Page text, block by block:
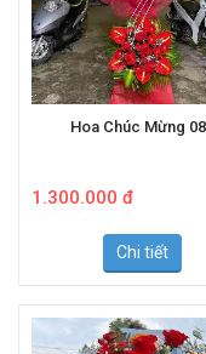
Hoa Chúc Mừng 088
Chi tiết